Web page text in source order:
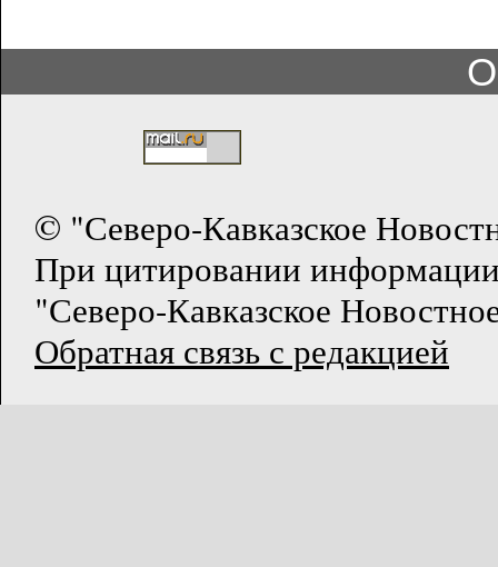
О
© "Северо-Кавказское
При цитировании
"Северо-Кавказское
Обратная связь с редакцией